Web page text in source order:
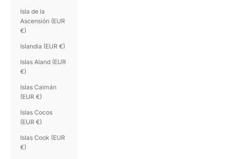
Isla de la
Ascensión (EUR
€)
Islandia (EUR €)
Islas Aland (EUR
€)
Islas Caimán
(EUR €)
Islas Cocos
(EUR €)
Islas Cook (EUR
€)